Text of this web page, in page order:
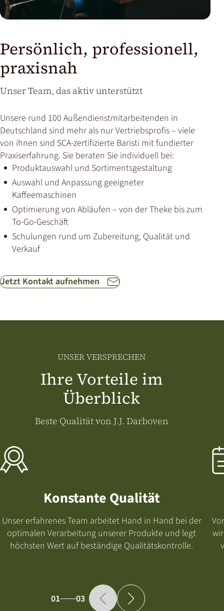
Persönlich, professionell,
praxisnah
Unser Team, das aktiv unterstützt
Unsere rund 100 Außendienstmitarbeitenden in
Deutschland sind mehr als nur Vertriebsprofis – viele
von ihnen sind SCA-zertifizierte Baristi mit fundierter
Praxiserfahrung. Sie beraten Sie individuell bei:
Produktauswahl und Sortimentsgestaltung
Auswahl und Anpassung geeigneter
Kaffeemaschinen
Optimierung von Abläufen – von der Theke bis zum
To-Go-Geschäft
Schulungen rund um Zubereitung, Qualität und
Verkauf
Jetzt Kontakt aufnehmen
UNSER VERSPRECHEN
Ihre Vorteile im
Überblick
Beste Qualität von J.J. Darboven
Konstante Qualität
Unser erfahrenes Team arbeitet Hand in Hand bei der
optimalen Verarbeitung unserer Produkte und legt
höchsten Wert auf beständige Qualitätskontrolle.
01 03